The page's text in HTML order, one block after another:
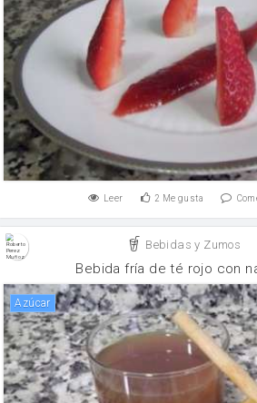
Leer 2 Me gusta
Bebidas y Zumos
Bebida fría de té rojo con
Azúcar